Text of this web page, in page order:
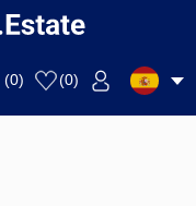
(0) (0)